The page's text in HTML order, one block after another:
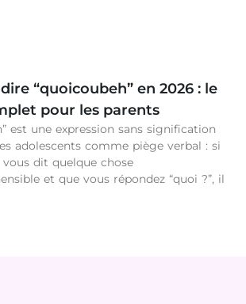
“quoicoubeh” en 2026 : le
pour les parents
est une expression sans signification
adolescents comme piège verbal : si
dit quelque chose
et que vous répondez “quoi ?”, il